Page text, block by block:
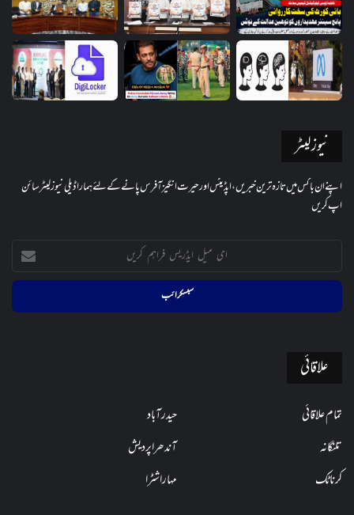
نیوز لیٹر
اپنے ان باکس میں تازہ ترین خبریں، اپڈیٹس اور حیرت انگیز آفرس پانے کے لئے ہمارا ڈیلی نیوز لیٹر سائن
اپ کریں
ایڈریس
کریں
علاقائی
تمام علاقائی
حیدرآباد
تلنگانہ
آندھراپردیش
کرناٹک
مہاراشٹرا